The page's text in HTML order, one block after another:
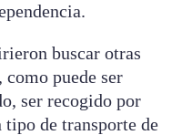
buscar otras
puede ser
ser recogido por
de transporte de